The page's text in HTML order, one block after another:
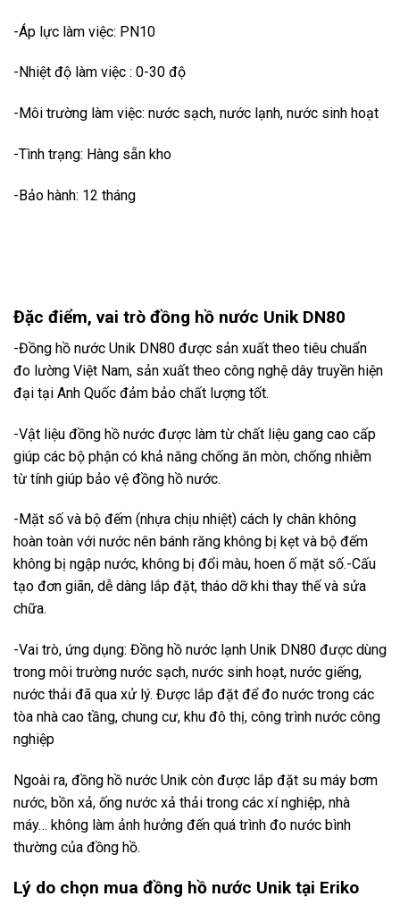
-Áp lực làm việc: PN10
-Nhiệt độ làm việc : 0-30 độ
-Môi trường làm việc: nước sạch, nước lạnh, nước sinh hoạt
-Tình trạng: Hàng sẵn kho
-Bảo hành: 12 tháng
Đặc điểm, vai trò đồng hồ nước Unik DN80
-Đồng hồ nước Unik DN80 được sản xuất theo tiêu chuẩn
đo lường Việt Nam, sản xuất theo công nghệ dây truyền hiện
đại tại Anh Quốc đảm bảo chất lượng tốt.
-Vật liệu đồng hồ nước được làm từ chất liệu gang cao cấp
giúp các bộ phận có khả năng chống ăn mòn, chống nhiễm
từ tính giúp bảo vệ đồng hồ nước.
-Mặt số và bộ đếm (nhựa chịu nhiệt) cách ly chân không
hoàn toàn với nước nên bánh răng không bị kẹt và bộ đếm
không bị ngập nước, không bị đổi màu, hoen ố mặt số.-Cấu
tạo đơn giãn, dễ dàng lắp đặt, tháo dỡ khi thay thế và sửa
chữa.
-Vai trò, ứng dụng: Đồng hồ nước lạnh Unik DN80 được dùng
trong môi trường nước sạch, nước sinh hoạt, nước giếng,
nước thải đã qua xử lý. Được lắp đặt để đo nước trong các
tòa nhà cao tầng, chung cư, khu đô thị, công trình nước công
nghiệp
Ngoài ra, đồng hồ nước Unik còn được lắp đặt su máy bơm
nước, bồn xả, ống nước xả thải trong các xí nghiệp, nhà
máy… không làm ảnh hưởng đến quá trình đo nước bình
thường của đồng hồ.
Lý do chọn mua đồng hồ nước Unik tại Eriko